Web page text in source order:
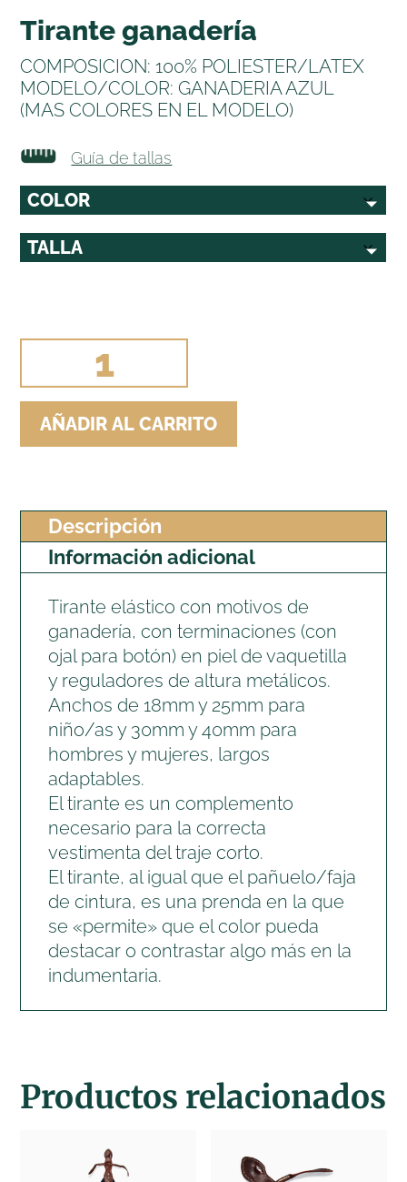
tirante ganadería
COMPOSICION: 100% POLIESTER/LATEX
MODELO/COLOR: GANADERIA AZUL
(MAS COLORES EN EL MODELO)
Guía de tallas
TIRANTE
GANADERÍA
cantidad
AÑADIR AL CARRITO
Descripción
Información adicional
Tirante elástico con motivos de
ganadería, con terminaciones (con
ojal para botón) en piel de vaquetilla
y reguladores de altura metálicos.
Anchos de 18mm y 25mm para
niño/as y 30mm y 40mm para
hombres y mujeres, largos
adaptables.
El tirante es un complemento
necesario para la correcta
vestimenta del traje corto.
El tirante, al igual que el pañuelo/faja
de cintura, es una prenda en la que
se «permite» que el color pueda
destacar o contrastar algo más en la
indumentaria.
Productos relacionados